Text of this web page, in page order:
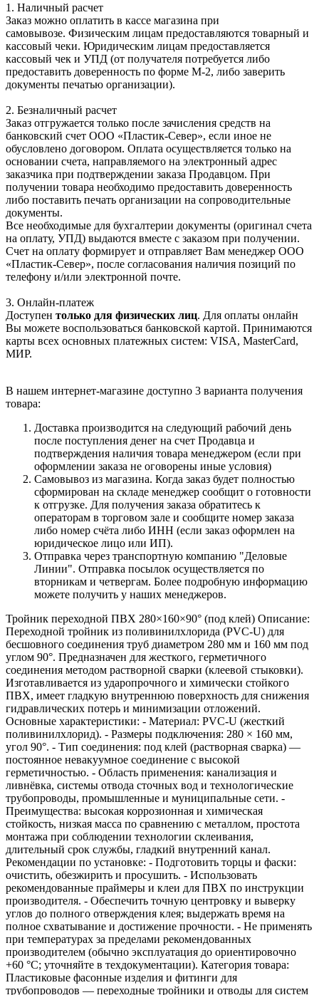
1. Наличный расчет
Заказ можно оплатить в кассе магазина при
самовывозе. Физическим лицам предоставляются товарный и
кассовый чеки. Юридическим лицам предоставляется
кассовый чек и УПД (от получателя потребуется либо
предоставить доверенность по форме М-2, либо заверить
документы печатью организации).
2. Безналичный расчет
Заказ отгружается только после зачисления средств на
банковский счет ООО «Пластик-Север», если иное не
обусловлено договором. Оплата осуществляется только на
основании счета, направляемого на электронный адрес
заказчика при подтверждении заказа Продавцом. При
получении товара необходимо предоставить доверенность
либо поставить печать организации на сопроводительные
документы.
Все необходимые для бухгалтерии документы (оригинал счета
на оплату, УПД) выдаются вместе с заказом при получении.
Счет на оплату формирует и отправляет Вам менеджер ООО
«Пластик-Север», после согласования наличия позиций по
телефону и/или электронной почте.
3. Онлайн-платеж
Доступен только для физических лиц. Для оплаты онлайн
Вы можете воспользоваться банковской картой. Принимаются
карты всех основных платежных систем: VISA, MasterCard,
МИР.
В нашем интернет-магазине доступно 3 варианта получения
товара:
Доставка производится на следующий рабочий день
после поступления денег на счет Продавца и
подтверждения наличия товара менеджером (если при
оформлении заказа не оговорены иные условия)
Самовывоз из магазина. Когда заказ будет полностью
сформирован на складе менеджер сообщит о готовности
к отгрузке. Для получения заказа обратитесь к
операторам в торговом зале и сообщите номер заказа
либо номер счёта либо ИНН (если заказ оформлен на
юридическое лицо или ИП).
Отправка через транспортную компанию "Деловые
Линии". Отправка посылок осуществляется по
вторникам и четвергам. Более подробную информацию
можете получить у наших менеджеров.
Тройник переходной ПВХ 280×160×90° (под клей) Описание:
Переходной тройник из поливинилхлорида (PVC‑U) для
бесшовного соединения труб диаметром 280 мм и 160 мм под
углом 90°. Предназначен для жесткого, герметичного
соединения методом растворной сварки (клеевой стыковки).
Изготавливается из ударопрочного и химически стойкого
ПВХ, имеет гладкую внутреннюю поверхность для снижения
гидравлических потерь и минимизации отложений.
Основные характеристики: - Материал: PVC‑U (жесткий
поливинилхлорид). - Размеры подключения: 280 × 160 мм,
угол 90°. - Тип соединения: под клей (растворная сварка) —
постоянное невакуумное соединение с высокой
герметичностью. - Область применения: канализация и
ливнёвка, системы отвода сточных вод и технологические
трубопроводы, промышленные и муниципальные сети. -
Преимущества: высокая коррозионная и химическая
стойкость, низкая масса по сравнению с металлом, простота
монтажа при соблюдении технологии склеивания,
длительный срок службы, гладкий внутренний канал.
Рекомендации по установке: - Подготовить торцы и фаски:
очистить, обезжирить и просушить. - Использовать
рекомендованные праймеры и клеи для ПВХ по инструкции
производителя. - Обеспечить точную центровку и выверку
углов до полного отверждения клея; выдержать время на
полное схватывание и достижение прочности. - Не применять
при температурах за пределами рекомендованных
производителем (обычно эксплуатация до ориентировочно
+60 °C; уточняйте в техдокументации). Категория товара:
Пластиковые фасонные изделия и фитинги для
трубопроводов — переходные тройники и отводы для систем